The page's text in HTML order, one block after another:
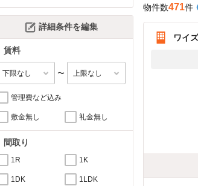
詳細条件を編集
賃料
〜
管理費など込み
敷金無し 礼金無し
間取り
1R 1K
1DK 1LDK
物件数471件
ワイ